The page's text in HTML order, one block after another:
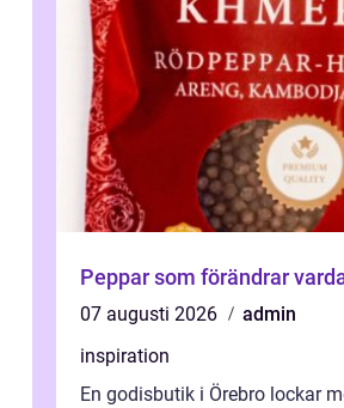
Peppar som förändrar
07 augusti 2026
admin
inspiration
En godisbutik i Örebro lockar